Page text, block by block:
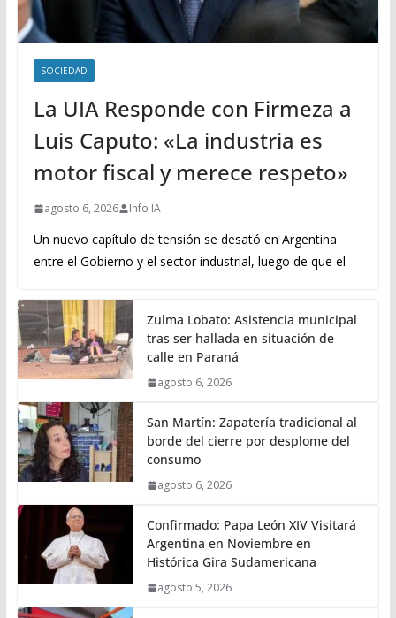
SOCIEDAD
La UIA Responde con Firmeza a
Luis Caputo: «La industria es
motor fiscal y merece respeto»
agosto 6, 2026 Info IA
Un nuevo capítulo de tensión se desató en Argentina
entre el Gobierno y el sector industrial, luego de que el
Zulma Lobato: Asistencia municipal
tras ser hallada en situación de
calle en Paraná
agosto 6, 2026
San Martín: Zapatería tradicional al
borde del cierre por desplome del
consumo
agosto 6, 2026
Confirmado: Papa León XIV Visitará
Argentina en Noviembre en
Histórica Gira Sudamericana
agosto 5, 2026